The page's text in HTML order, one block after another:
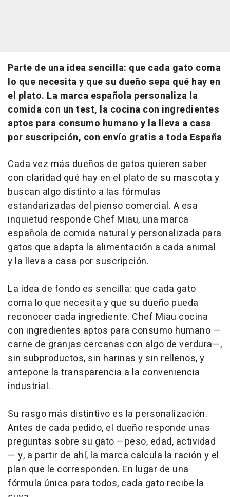
Parte de una idea sencilla: que cada gato coma
lo que necesita y que su dueño sepa qué hay en
el plato. La marca española personaliza la
comida con un test, la cocina con ingredientes
aptos para consumo humano y la lleva a casa
por suscripción, con envío gratis a toda España
Cada vez más dueños de gatos quieren saber
con claridad qué hay en el plato de su mascota y
buscan algo distinto a las fórmulas
estandarizadas del pienso comercial. A esa
inquietud responde Chef Miau, una marca
española de comida natural y personalizada para
gatos que adapta la alimentación a cada animal
y la lleva a casa por suscripción.
La idea de fondo es sencilla: que cada gato
coma lo que necesita y que su dueño pueda
reconocer cada ingrediente. Chef Miau cocina
con ingredientes aptos para consumo humano —
carne de granjas cercanas con algo de verdura—,
sin subproductos, sin harinas y sin rellenos, y
antepone la transparencia a la conveniencia
industrial.
Su rasgo más distintivo es la personalización.
Antes de cada pedido, el dueño responde unas
preguntas sobre su gato —peso, edad, actividad
— y, a partir de ahí, la marca calcula la ración y el
plan que le corresponden. En lugar de una
fórmula única para todos, cada gato recibe la